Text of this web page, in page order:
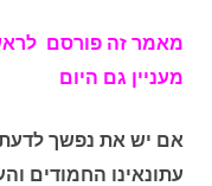
מעניין גם היום
אם יש את נפשך
עתונאינו החמודים